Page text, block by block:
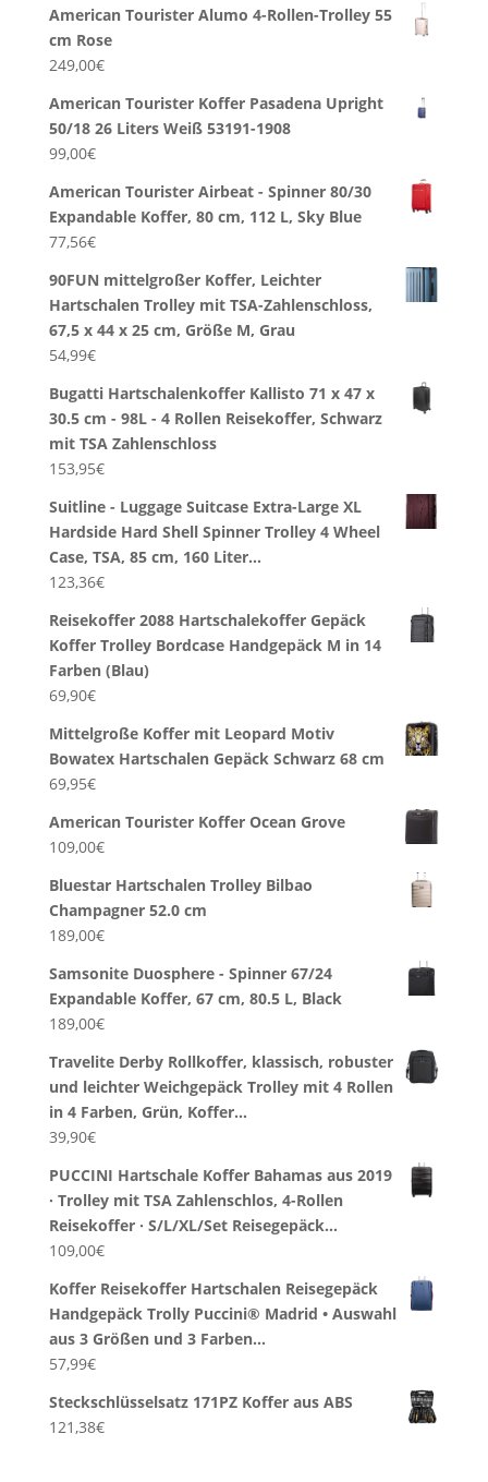
American Tourister Alumo 4-Rollen-Trolley 55
cm Rose
249,00€
American Tourister Koffer Pasadena Upright
50/18 26 Liters Weiß 53191-1908
99,00€
American Tourister Airbeat - Spinner 80/30
Expandable Koffer, 80 cm, 112 L, Sky Blue
77,56€
90FUN mittelgroßer Koffer, Leichter
Hartschalen Trolley mit TSA-Zahlenschloss,
67,5 x 44 x 25 cm, Größe M, Grau
54,99€
Bugatti Hartschalenkoffer Kallisto 71 x 47 x
30.5 cm - 98L - 4 Rollen Reisekoffer, Schwarz
mit TSA Zahlenschloss
153,95€
Suitline - Luggage Suitcase Extra-Large XL
Hardside Hard Shell Spinner Trolley 4 Wheel
Case, TSA, 85 cm, 160 Liter…
123,36€
Reisekoffer 2088 Hartschalekoffer Gepäck
Koffer Trolley Bordcase Handgepäck M in 14
Farben (Blau)
69,90€
Mittelgroße Koffer mit Leopard Motiv
Bowatex Hartschalen Gepäck Schwarz 68 cm
69,95€
American Tourister Koffer Ocean Grove
109,00€
Bluestar Hartschalen Trolley Bilbao
Champagner 52.0 cm
189,00€
Samsonite Duosphere - Spinner 67/24
Expandable Koffer, 67 cm, 80.5 L, Black
189,00€
Travelite Derby Rollkoffer, klassisch, robuster
und leichter Weichgepäck Trolley mit 4 Rollen
in 4 Farben, Grün, Koffer…
39,90€
PUCCINI Hartschale Koffer Bahamas aus 2019
· Trolley mit TSA Zahlenschlos, 4-Rollen
Reisekoffer · S/L/XL/Set Reisegepäck…
109,00€
Koffer Reisekoffer Hartschalen Reisegepäck
Handgepäck Trolly Puccini® Madrid • Auswahl
aus 3 Größen und 3 Farben…
57,99€
Steckschlüsselsatz 171PZ Koffer aus ABS
121,38€